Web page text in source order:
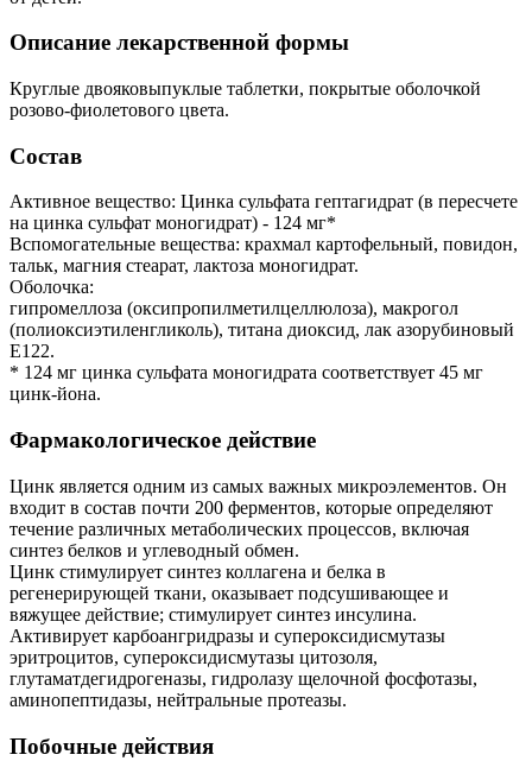
Описание лекарственной формы
Круглые двояковыпуклые таблетки, покрытые оболочкой
розово-фиолетового цвета.
Состав
Активное вещество: Цинка сульфата гептагидрат (в пересчете
на цинка сульфат моногидрат) - 124 мг*
Вспомогательные вещества: крахмал картофельный, повидон,
тальк, магния стеарат, лактоза моногидрат.
Оболочка:
гипромеллоза (оксипропилметилцеллюлоза), макрогол
(полиоксиэтиленгликоль), титана диоксид, лак азорубиновый
Е122.
* 124 мг цинка сульфата моногидрата соответствует 45 мг
цинк-йона.
Фармакологическое действие
Цинк является одним из самых важных микроэлементов. Он
входит в состав почти 200 ферментов, которые определяют
течение различных метаболических процессов, включая
синтез белков и углеводный обмен.
Цинк стимулирует синтез коллагена и белка в
регенерирующей ткани, оказывает подсушивающее и
вяжущее действие; стимулирует синтез инсулина.
Активирует карбоангридразы и супероксидисмутазы
эритроцитов, супероксидисмутазы цитозоля,
глутаматдегидрогеназы, гидролазу щелочной фосфотазы,
аминопептидазы, нейтральные протеазы.
Побочные действия